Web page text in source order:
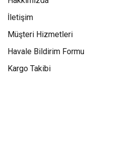
İletişim
Müşteri Hizmetleri
Havale Bildirim Formu
Kargo Takibi